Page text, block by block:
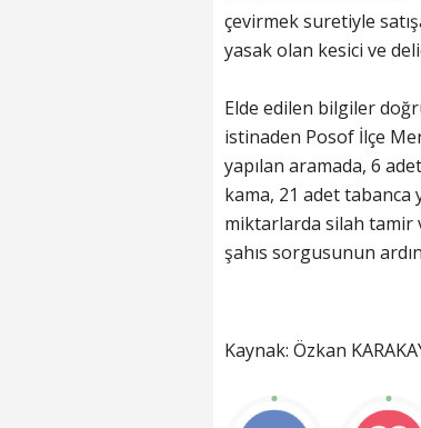
çevirmek suretiyle
yasak olan kesici ve
Elde edilen bilgiler
istinaden Posof İlçe
yapılan aramada, 6
kama, 21 adet tabanca
miktarlarda silah tamir
şahıs sorgusunun
Kaynak: Özkan